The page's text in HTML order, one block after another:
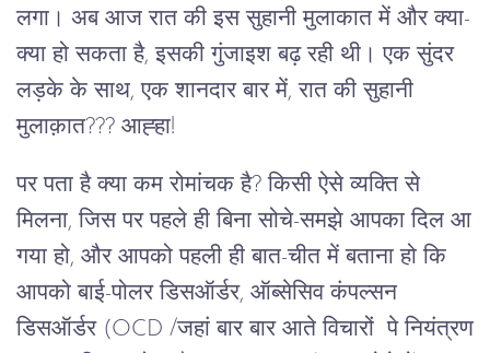
लगा। अब आज रात की इस सुहानी मुलाकात में और क्या-
क्या हो सकता है, इसकी गुंजाइश बढ़ रही थी। एक सुंदर
लड़के के साथ, एक शानदार बार में, रात की सुहानी
मुलाक़ात??? आह्हा!
पर पता है क्या कम रोमांचक है? किसी ऐसे व्यक्ति से
मिलना, जिस पर पहले ही बिना सोचे-समझे आपका दिल आ
गया हो, और आपको पहली ही बात-चीत में बताना हो कि
आपको बाई-पोलर डिसऑर्डर, ऑब्सेसिव कंपल्सन
डिसऑर्डर (OCD /जहां बार बार आते विचारों पे नियंत्रण